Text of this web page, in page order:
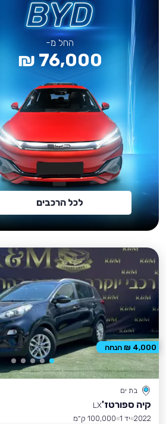
החל מ-
76,000 ₪
לכל הרכבים
בת ים
קיה ספורטז'LX
2022 יד 1
100,000 ק״מ
4,000 ₪ הנחה